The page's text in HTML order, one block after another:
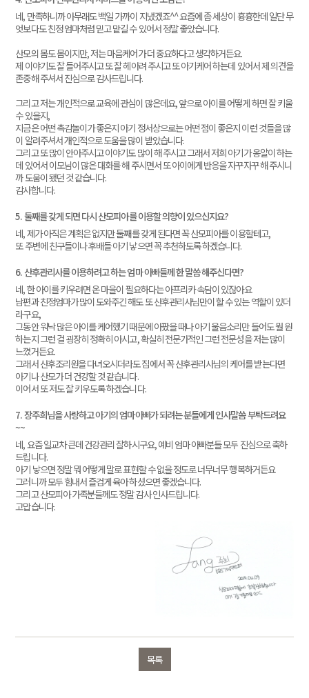
네, 만족하니까 아무래도 백일 가까이 지냈겠죠^^ 요즘에 좀 세상이 흉흉한데 일단 무
엇보다도 친정 엄마처럼 믿고 맡길 수 있어서 정말 좋았습니다.
산모의 몸도 몸이지만, 저는 마음케어가 더 중요하다고 생각하거든요.
제 이야기도 잘 들어주시고 또 잘 헤아려 주시고 또 아기케어 하는데 있어서 제 의견을
존중해 주셔서 진심으로 감사드립니다.
그리고 저는 개인적으로 교육에 관심이 많은데요, 앞으로 아이를 어떻게 하면 잘 키울
수 있을지,
지금은 어떤 촉감놀이가 좋은지 아기 정서상으로는 어떤 점이 좋은지 이런 것들을 많
이 알려주셔서 개인적으로 도움을 많이 받았습니다.
그리고 또 많이 안아주시고 이야기도 많이 해 주시고 그래서 저희 아기가 옹알이 하는
데 있어서 이모님이 많은 대화를 해 주시면서 또 아이에게 반응을 자꾸자꾸 해 주시니
까 도움이 됐던 것 같습니다.
감사합니다.
5. 둘째를 갖게 되면 다시 산모피아를 이용할 의향이 있으신지요?
네, 제가 아직은 계획은 없지만 둘째를 갖게 된다면 꼭 산모피아를 이용할테고,
또 주변에 친구들이나 후배들 아기 낳으면 꼭 추천하도록 하겠습니다.
6. 산후관리사를 이용하려고 하는 엄마 아빠들께 한 말씀 해주신다면?
네, 한 아이를 키우려면 온 마을이 필요하다는 아프리카 속담이 있잖아요
남편과 친정엄마가 많이 도와주긴 해도 또 산후관리사님만이 할 수 있는 역할이 있더
라구요,
그동안 워낙 많은 아이를 케어했기 때문에 아팠을 때나 아기 울음소리만 들어도 뭘 원
하는지 그런 걸 굉장히 정확히 아시고, 확실히 전문가적인 그런 전문성을 저는 많이
느꼈거든요.
그래서 산후조리원을 다녀오시더라도 집에서 꼭 산후관리사님의 케어를 받는다면
아기나 산모가 더 건강할 것 같습니다.
이어서 또 저도 잘 키우도록 하겠습니다.
7. 장주희님을 사랑하고 아기의 엄마아빠가 되려는 분들에게 인사말씀 부탁드려요
~~
네, 요즘 일교차 큰데 건강관리 잘하시구요, 예비 엄마 아빠분들 모두 진심으로 축하
드립니다.
아기 낳으면 정말 뭐 어떻게 말로 표현할 수 없을 정도로 너무너무 행복하거든요
그러니까 모두 힘내서 즐겁게 육아 하셨으면 좋겠습니다.
그리고 산모피아 가족분들께도 정말 감사 인사드립니다.
고맙습니다.
목록